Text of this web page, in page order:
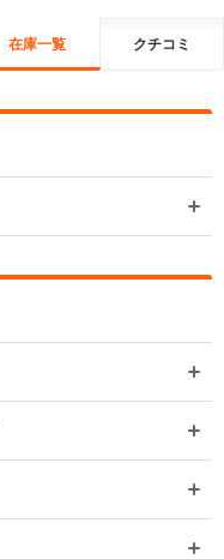
在庫一覧 クチコミ